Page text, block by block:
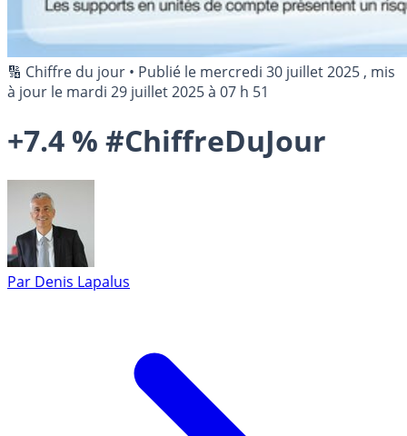
🔢 Chiffre du jour • Publié le mercredi 30 juillet 2025 , mis
à jour le mardi 29 juillet 2025 à 07 h 51
+7.4 % #ChiffreDuJour
Par Denis Lapalus